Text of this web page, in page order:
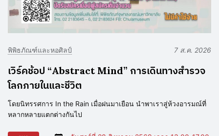
พิพิธภัณฑ์และหอศิลป์ 7 ส.ค. 2026
เวิร์คช้อป “Abstract Mind” การเดินทางสำรวจ
โลกภายในและชีวิต
โดยนิทรรศการ In the Rain เมื่อฝนมาเยือน นำพาเราสู่ห้วงอารมณ์ที่
หลากหลายแตกต่างกันไป